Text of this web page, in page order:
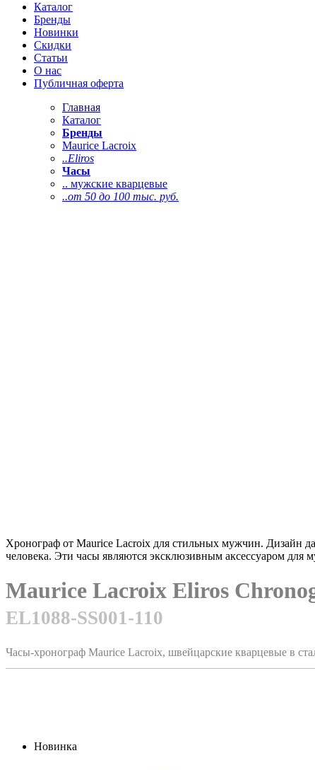
Каталог
Бренды
Новинки
Скидки
Статьи
О нас
Публичная оферта
Главная
Каталог
Бренды
Maurice Lacroix
..Eliros
Часы
.. мужские кварцевые
..от 50 до 100 тыс. руб.
Хронограф от Maurice Lacroix для стильных мужчин. Дизайн
человека. Эти часы являются эксклюзивным аксессуаром
Maurice Lacroix Eliros
EL1088-SS001-110
Часы-хронограф Maurice Lacroix, швейцарские кварцевые в
Новинка